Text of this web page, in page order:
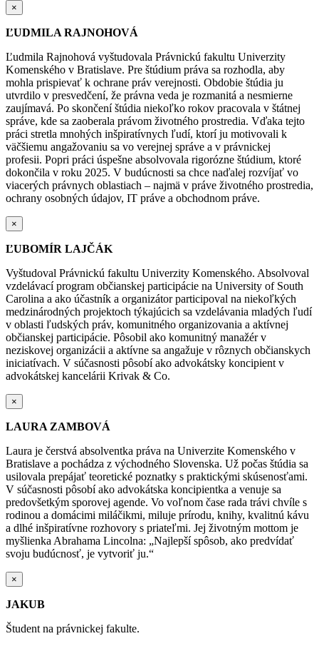
×
ĽUDMILA RAJNOHOVÁ
Ľudmila Rajnohová vyštudovala Právnickú fakultu Univerzity
Komenského v Bratislave. Pre štúdium práva sa rozhodla, aby
mohla prispievať k ochrane práv verejnosti. Obdobie štúdia ju
utvrdilo v presvedčení, že právna veda je rozmanitá a nesmierne
zaujímavá. Po skončení štúdia niekoľko rokov pracovala v štátnej
správe, kde sa zaoberala právom životného prostredia. Vďaka tejto
práci stretla mnohých inšpiratívnych ľudí, ktorí ju motivovali k
väčšiemu angažovaniu sa vo verejnej správe a v právnickej
profesii. Popri práci úspešne absolvovala rigorózne štúdium, ktoré
dokončila v roku 2025. V budúcnosti sa chce naďalej rozvíjať vo
viacerých právnych oblastiach – najmä v práve životného prostredia,
ochrany osobných údajov, IT práve a obchodnom práve.
×
ĽUBOMÍR LAJČÁK
Vyštudoval Právnickú fakultu Univerzity Komenského. Absolvoval
vzdelávací program občianskej participácie na University of South
Carolina a ako účastník a organizátor participoval na niekoľkých
medzinárodných projektoch týkajúcich sa vzdelávania mladých ľudí
v oblasti ľudských práv, komunitného organizovania a aktívnej
občianskej participácie. Pôsobil ako komunitný manažér v
neziskovej organizácii a aktívne sa angažuje v rôznych občianskych
iniciatívach. V súčasnosti pôsobí ako advokátsky koncipient v
advokátskej kancelárii Krivak & Co.
×
LAURA ZAMBOVÁ
Laura je čerstvá absolventka práva na Univerzite Komenského v
Bratislave a pochádza z východného Slovenska. Už počas štúdia sa
usilovala prepájať teoretické poznatky s praktickými skúsenosťami.
V súčasnosti pôsobí ako advokátska koncipientka a venuje sa
predovšetkým sporovej agende. Vo voľnom čase rada trávi chvíle s
rodinou a domácimi miláčikmi, miluje prírodu, knihy, kvalitnú kávu
a dlhé inšpiratívne rozhovory s priateľmi. Jej životným mottom je
myšlienka Abrahama Lincolna: „Najlepší spôsob, ako predvídať
svoju budúcnosť, je vytvoriť ju.“
×
JAKUB
Študent na právnickej fakulte.